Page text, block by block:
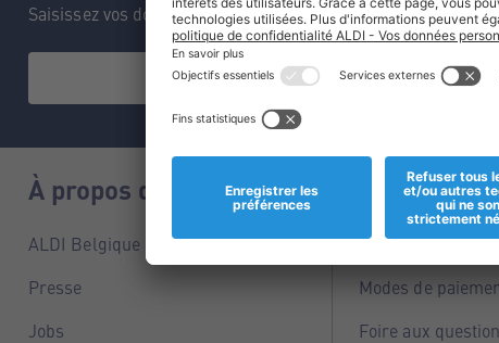
Saisissez vos données et ne manquez aucune de nos offres.
À propos de nous
ALDI Belgique
Presse
Jobs
Magasins
Modes de
Foire aux